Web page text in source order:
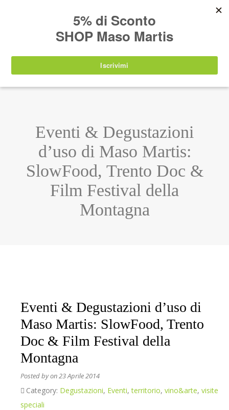
IT EN DE SHOP
Eventi & Degustazioni
d’uso di Maso Martis:
SlowFood, Trento Doc &
Film Festival della
Montagna
Eventi & Degustazioni d’uso di
Maso Martis: SlowFood, Trento
Doc & Film Festival della
Montagna
Posted byon 23 Aprile 2014
Category: Degustazioni, Eventi,territorio, vino&arte, visite
speciali
nuovamente disponibili a partire da
agosto 2026.